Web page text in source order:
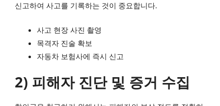
신고하여 사고를 기록하는 것이 중요합니다.
사고 현장 사진 촬영
목격자 진술 확보
자동차 보험사에 즉시 신고
2) 피해자 진단 및 증거 수집